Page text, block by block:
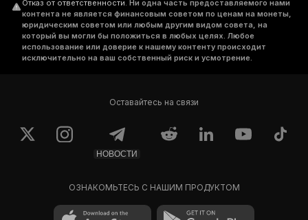
Отказ от ответственности. Ни одна часть предоставляемого нами
контента не является финансовым советом по ценам на монеты,
юридическим советом или любым другим видом совета, на
который вы могли бы положиться в любых целях. Любое
использование или доверие к нашему контенту происходит
исключительно на ваш собственный риск и усмотрение.
Оставайтесь на связи
НОВОСТИ
ОЗНАКОМЬТЕСЬ С НАШИМ ПРОДУКТОМ